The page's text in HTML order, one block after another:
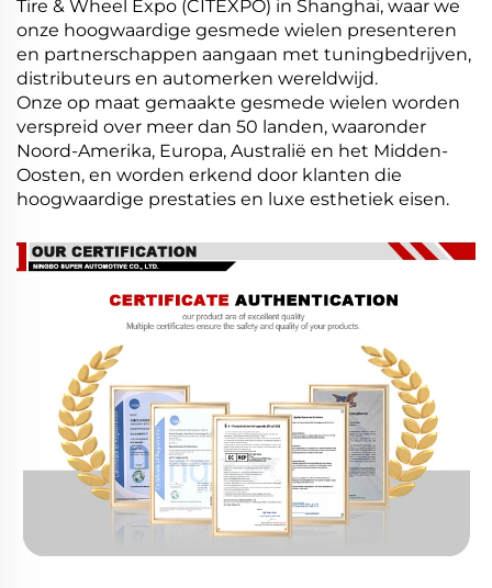
Tire & Wheel Expo (CITEXPO) in Shanghai, waar we
onze hoogwaardige gesmede wielen presenteren
en partnerschappen aangaan met tuningbedrijven,
distributeurs en automerken wereldwijd.
Onze op maat gemaakte gesmede wielen worden
verspreid over meer dan 50 landen, waaronder
Noord-Amerika, Europa, Australië en het Midden-
Oosten, en worden erkend door klanten die
hoogwaardige prestaties en luxe esthetiek eisen.